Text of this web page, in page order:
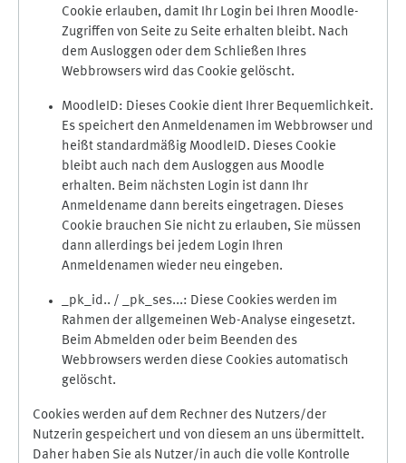
Cookie erlauben, damit Ihr Login bei Ihren Moodle-
Zugriffen von Seite zu Seite erhalten bleibt. Nach
dem Ausloggen oder dem Schließen Ihres
Webbrowsers wird das Cookie gelöscht.
MoodleID: Dieses Cookie dient Ihrer Bequemlichkeit.
Es speichert den Anmeldenamen im Webbrowser und
heißt standardmäßig MoodleID. Dieses Cookie
bleibt auch nach dem Ausloggen aus Moodle
erhalten. Beim nächsten Login ist dann Ihr
Anmeldename dann bereits eingetragen. Dieses
Cookie brauchen Sie nicht zu erlauben, Sie müssen
dann allerdings bei jedem Login Ihren
Anmeldenamen wieder neu eingeben.
_pk_id.. / _pk_ses...: Diese Cookies werden im
Rahmen der allgemeinen Web-Analyse eingesetzt.
Beim Abmelden oder beim Beenden des
Webbrowsers werden diese Cookies automatisch
gelöscht.
Cookies werden auf dem Rechner des Nutzers/der
Nutzerin gespeichert und von diesem an uns übermittelt.
Daher haben Sie als Nutzer/in auch die volle Kontrolle